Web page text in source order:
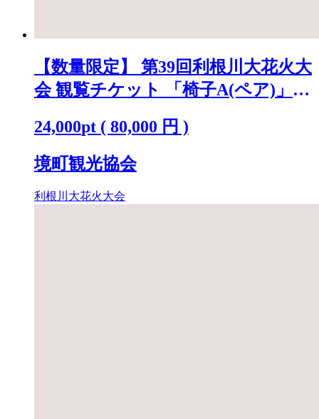
【数量限定】 第39回利根川大花火大
会 観覧チケット 「椅子A(ペア)」
24,000pt ( 80,000 円 )
境町観光協会
利根川大花火大会